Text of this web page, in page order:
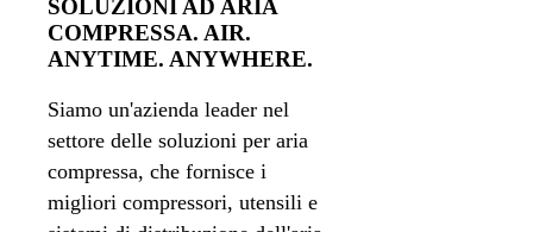
SOLUZIONI AD ARIA
COMPRESSA. AIR.
ANYTIME. ANYWHERE.
Siamo un'azienda leader nel
settore delle soluzioni per aria
compressa, che fornisce i
migliori compressori, utensili e